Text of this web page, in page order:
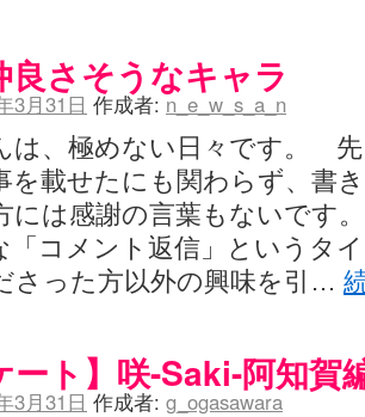
良さそうなキャラ
3月31日 作成者: n_e_w_s_a_n
、極めない日々です。 先
を載せたにも関わらず、書
には感謝の言葉もないです
「コメント返信」というタ
さった方以外の興味を引…
ート】咲-Saki-阿知賀
3月31日 作成者: g_ogasawara